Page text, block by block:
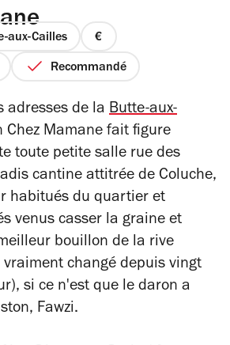
aux-Cailles
prix
1
4
Recommandé
adresses de la Butte-aux-
Chez Mamane fait figure
toute petite salle rue des
cantine attitrée de Coluche,
habitués du quartier et
venus casser la graine et
bouillon de la rive
vraiment changé depuis vingt
si ce n'est que le daron a
Fawzi.